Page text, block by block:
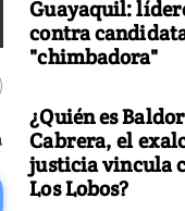
Guayaquil:
contra
"chimbadora"
¿Quién es
Cabrera, el
justicia vincula
Los Lobos?